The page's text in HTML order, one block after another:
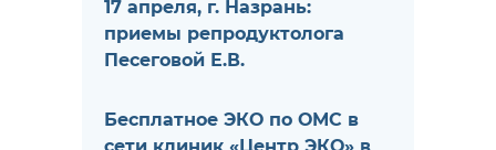
17 апреля, г. Назрань:
приемы репродуктолога
Песеговой Е.В.
Бесплатное ЭКО по ОМС в